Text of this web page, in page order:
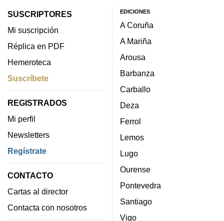
SUSCRIPTORES
Mi suscripción
Réplica en PDF
Hemeroteca
Suscríbete
REGISTRADOS
Mi perfil
Newsletters
Regístrate
CONTACTO
Cartas al director
Contacta con nosotros
EDICIONES
A Coruña
A Mariña
Arousa
Barbanza
Carballo
Deza
Ferrol
Lemos
Lugo
Ourense
Pontevedra
Santiago
Vigo